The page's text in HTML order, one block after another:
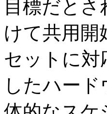
目標だと
けて共用開
セットに対
したハー